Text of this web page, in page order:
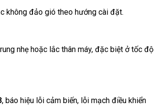
không đảo gió theo hướng cài đặt.
nhẹ hoặc lắc thân máy, đặc biệt ở tốc độ
, báo hiệu lỗi cảm biến, lỗi mạch điều khiển